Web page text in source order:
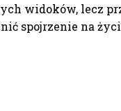
widoków, lecz
spojrzenie na